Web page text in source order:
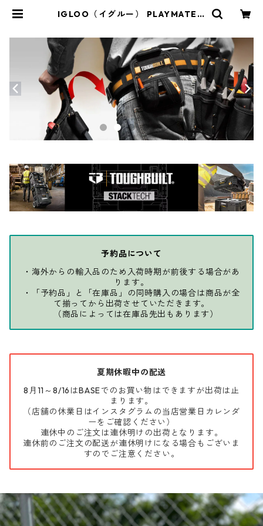
IGLOO（イグルー） PLAYMATE E
予約品について
・海外からの輸入品のため入荷時期が前後する場合があ
ります。
・「予約品」と「在庫品」の同時購入の場合は商品が全
て揃ってから出荷させていただきます。
（商品によっては在庫品先出もあります）
夏期休暇中の配送
8月11～8/16はBASEでのお買い物はできますが出荷は止
まります。
（店舗の休業日はインスタグラムの当店営業日カレンダ
ーをご確認ください）
連休中のご注文は連休明けの出荷となります。
連休前のご注文の配送が連休明けになる場合もございま
すのでご注意ください。